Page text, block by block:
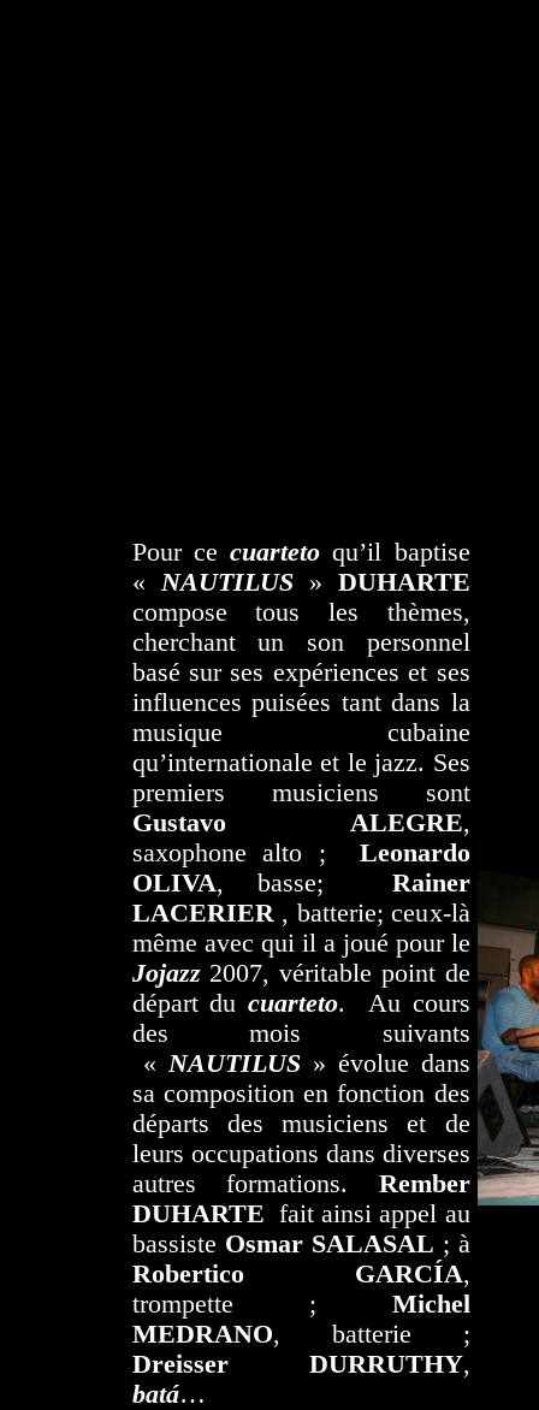
Pour ce cuarteto qu’il baptise
«NAUTILUS» DUHARTE
compose tous les thèmes,
cherchant un son personnel
basé sur ses expériences et ses
influences puisées tant dans la
musique cubaine
qu’internationale et le jazz. Ses
premiers musiciens sont
Gustavo ALEGRE,
saxophone alto ; Leonardo
OLIVA, basse; Rainer
LACERIER, batterie; ceux-là
même avec qui il a joué pour le
Jojazz2007, véritable point de
départ ducuarteto. Au cours
des mois suivants
«NAUTILUS » évolue dans
sa composition en fonction des
départs des musiciens et de
leurs occupations dans diverses
autres formations. Rember
DUHARTE fait ainsi appel au
bassiste Osmar SALASAL ; à
Robertico GARCÍA,
trompette ; Michel
MEDRANO, batterie ;
Dreisser DURRUTHY,
batá…